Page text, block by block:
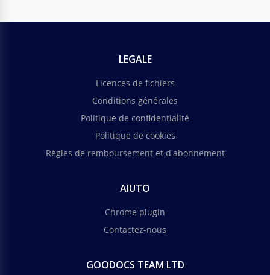
LEGALE
Licences de fichiers
Conditions générales
Politique de confidentialité
Politique de cookies
Règles de remboursement et d'abonnement
AIUTO
Chrome plugin
Contactez-nous
GOODOCS TEAM LTD